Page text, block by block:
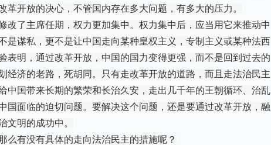
革开放的决心，不管国内存在多大问题，有多大的压力。
改了主席任期，权力更加集中。权力集中后，应当用它来推动中
是谋私，更不是让中国走向某种皇权主义，专制主义或某种法西
表明，通过改革开放，中国的国力变得更强，而不是回到过去的
经济的老路，死胡同。只有走改革开放的道路，而且走法治民主
中国带来长期的繁荣和长治久安，走出几千年的王朝循环、治乱
国面临的迫切问题。要解决这个问题，还是要通过改革开放，融
文明的成功中。
么有没有具体的走向法治民主的措施呢？